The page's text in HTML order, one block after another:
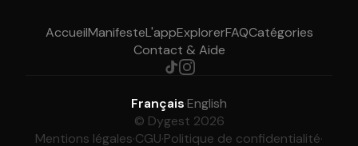
AccueilManifesteL'appExplorerFAQCatégories
Contact & Aide
Français·English
© Dygest 2026
Mentions légales·CGU·Politique de confidentialité·